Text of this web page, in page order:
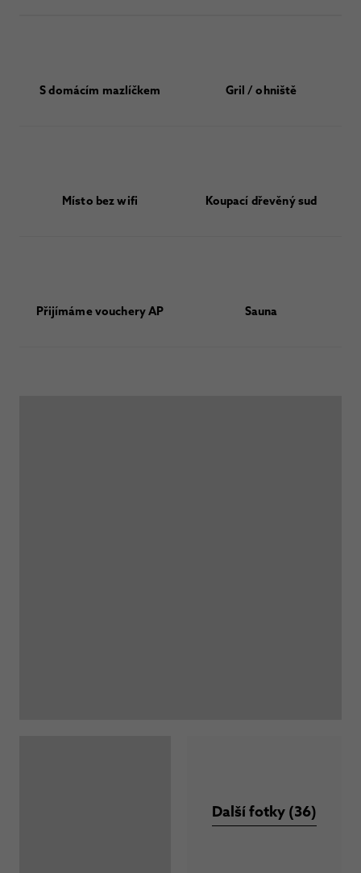
S domácím mazlíčkem Gril / ohniště
Místo bez wifi Koupací dřevěný sud
Přijímáme vouchery AP Sauna
Další fotky (36)